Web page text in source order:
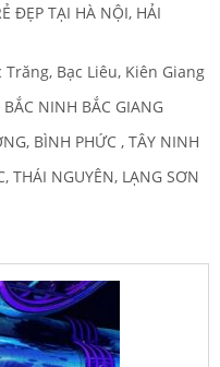
ĐẸP TẠI HÀ NỘI, HẢI
Trăng, Bạc Liêu, Kiên Giang
NINH BẮC GIANG
BÌNH PHỨC , TÂY NINH
THÁI NGUYÊN, LẠNG SƠN